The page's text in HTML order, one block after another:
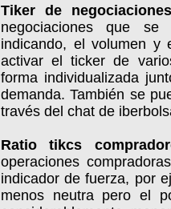
Tiker de
negociaciones que
indicando, el volumen y
activar el ticker de
forma individualizada
demanda. También se
través del chat de
Ratio tikcs
operaciones
indicador de fuerza, por
menos neutra pero el